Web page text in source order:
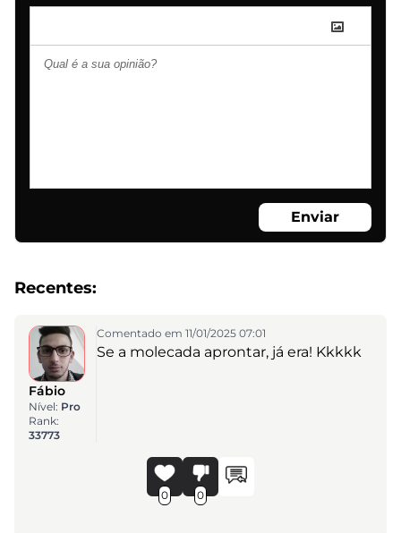
Enviar
Recentes:
Fábio
Nível: Pro
Rank:
33773
Comentado em 11/01/2025 07:01
Se a molecada aprontar, já era! Kkkkk
0 0